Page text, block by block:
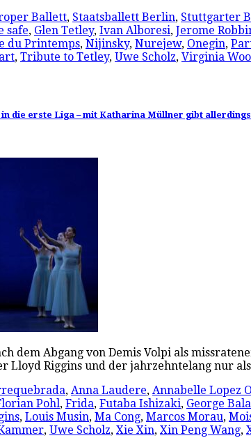
Ballett, Staatsballett Berlin, Stuttgarter
safe, Glen Tetley, Ivan Alboresi, Jerome
du Printemps, Nijinsky, Nurejew, Onegin,
, Tribute to Tetley, Uwe Scholz, Virginia
die erste Liga – mit Katharina Müllner gibt
dem Abgang von Demis Volpi als
Lloyd Riggins und der jahrzehntelang nur
, Anna Laudere, Annabelle Lopez
Pohl, Frida, Futaba Ishizaki, George
, Louis Musin, Ma Cong, Marcos Morau,
, Uwe Scholz, Xie Xin, Xin Peng Wang,